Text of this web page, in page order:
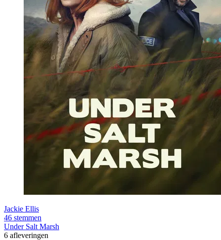
Jackie Ellis
46 stemmen
Under Salt Marsh
6 afleveringen